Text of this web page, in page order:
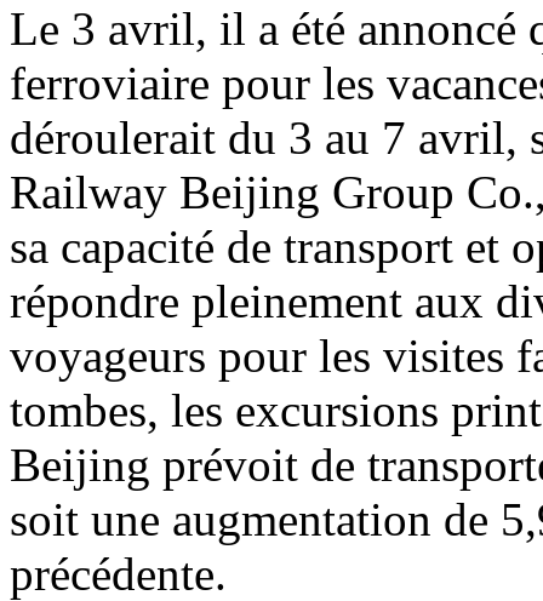
Le 3 avril, il a été annoncé
ferroviaire pour les
déroulerait du 3 au 7 avril,
Railway Beijing Group
sa capacité de transport et
répondre pleinement aux
voyageurs pour les visites
tombes, les excursions
Beijing prévoit de
soit une augmentation de
précédente.